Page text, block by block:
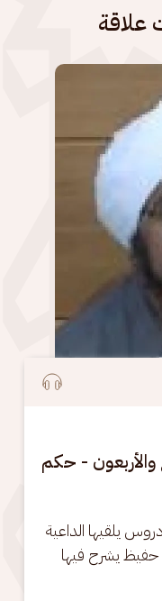
علاقة
والأربعون - حكم
يلقيها الداعية
يشرح فيها